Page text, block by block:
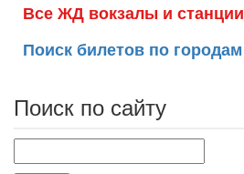
Все ЖД вокзалы и станции
Поиск билетов по городам
Поиск по сайту